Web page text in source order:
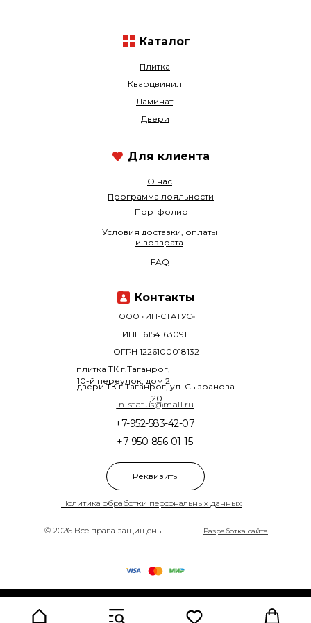
© 2026 Все права защищены.
Политика обработки персональных данных
Плитка
Кварцвинил
+7-950-856-01-15
+7-952-583-42-07
О нас
Ламинат
Программа лояльности
Двери
Портфолио
ООО «ИН-СТАТУС»
плитка ТК г.Таганрог,
10-й переулок, дом 2
двери ТК г.Таганрог, ул. Сызранова
,20
ОГРН 1226100018132
ИНН 6154163091
Разработка сайта
Условия доставки, оплаты
и возврата
FAQ
Каталог
in-status@mail.ru
Контакты
Для клиента
Реквизиты
Made on Tilda